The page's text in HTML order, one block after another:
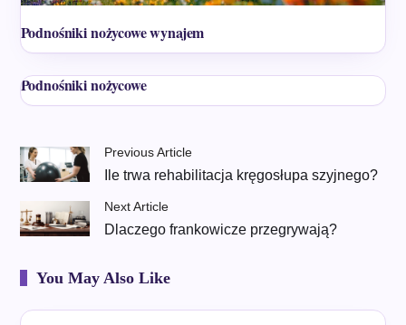
Podnośniki nożycowe wynajem
Podnośniki nożycowe
Previous Article
Ile trwa rehabilitacja kręgosłupa szyjnego?
Next Article
Dlaczego frankowicze przegrywają?
You May Also Like